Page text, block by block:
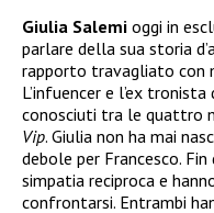
Giulia Salemi oggi in
parlare della sua storia
rapporto travagliato con
L’infuencer e l’ex tronista
conosciuti tra le quattro
Vip. Giulia non ha mai
debole per Francesco.
simpatia reciproca e
confrontarsi. Entrambi